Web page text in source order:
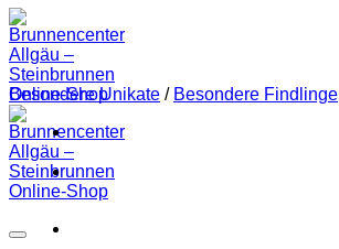
Besondere Unikate / Besondere Findlinge